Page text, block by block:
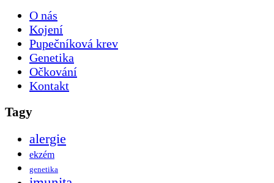
O nás
Kojení
Pupečníková krev
Genetika
Očkování
Kontakt
Tagy
alergie
ekzém
genetika